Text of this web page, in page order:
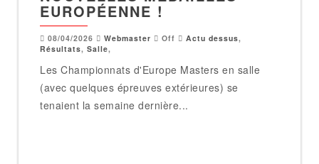
EUROPÉENNE !
08/04/2026 Webmaster Off Actu dessus,
Résultats, Salle,
Les Championnats d'Europe Masters en salle
(avec quelques épreuves extérieures) se
tenaient la semaine dernière...